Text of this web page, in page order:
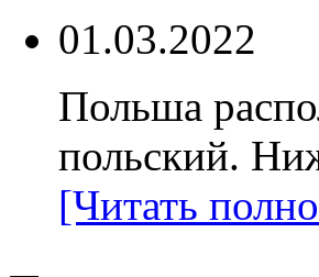
01.03.2022
Польша
польский.
[Читать